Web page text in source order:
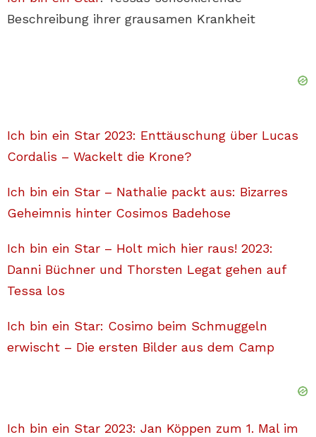
Beschreibung ihrer grausamen Krankheit
Ich bin ein Star 2023: Enttäuschung über Lucas
Cordalis – Wackelt die Krone?
Ich bin ein Star – Nathalie packt aus: Bizarres
Geheimnis hinter Cosimos Badehose
Ich bin ein Star – Holt mich hier raus! 2023:
Danni Büchner und Thorsten Legat gehen auf
Tessa los
Ich bin ein Star: Cosimo beim Schmuggeln
erwischt – Die ersten Bilder aus dem Camp
Ich bin ein Star 2023: Jan Köppen zum 1. Mal im